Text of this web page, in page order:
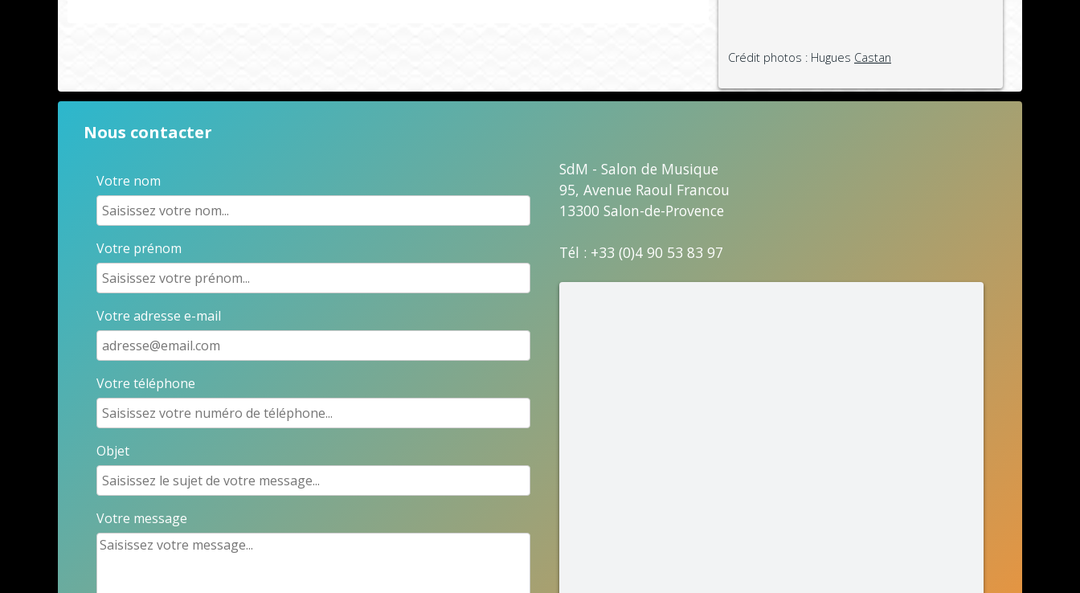
Crédit photos : Hugues Castan
Nous contacter
Votre nom
Votre prénom
Votre adresse e-mail
Votre téléphone
Objet
Votre message
SdM - Salon de Musique
95, Avenue Raoul Francou
13300 Salon-de-Provence
Tél : +33 (0)4 90 53 83 97